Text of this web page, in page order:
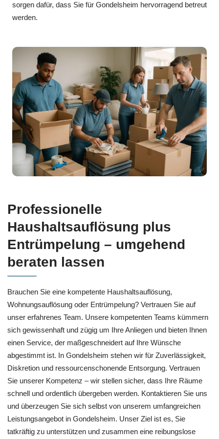
sorgen dafür, dass Sie für Gondelsheim hervorragend betreut
werden.
Professionelle
Haushaltsauflösung plus
Entrümpelung – umgehend
beraten lassen
Brauchen Sie eine kompetente Haushaltsauflösung,
Wohnungsauflösung oder Entrümpelung? Vertrauen Sie auf
unser erfahrenes Team. Unsere kompetenten Teams kümmern
sich gewissenhaft und zügig um Ihre Anliegen und bieten Ihnen
einen Service, der maßgeschneidert auf Ihre Wünsche
abgestimmt ist. In Gondelsheim stehen wir für Zuverlässigkeit,
Diskretion und ressourcenschonende Entsorgung. Vertrauen
Sie unserer Kompetenz – wir stellen sicher, dass Ihre Räume
schnell und ordentlich übergeben werden. Kontaktieren Sie uns
und überzeugen Sie sich selbst von unserem umfangreichen
Leistungsangebot in Gondelsheim. Unser Ziel ist es, Sie
tatkräftig zu unterstützen und zusammen eine reibungslose